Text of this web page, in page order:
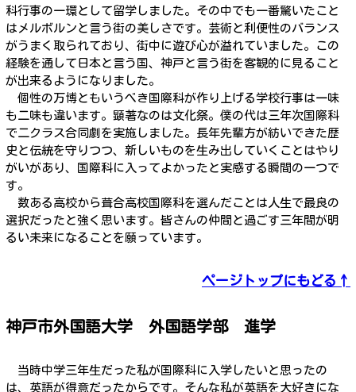
科行事の一環として留学しました。その中でも一番驚いたこと
はメルボルンと言う街の美しさです。芸術と利便性のバランス
がうまく取られており、街中に遊び心が溢れていました。この
経験を通して日本と言う国、神戸と言う街を客観的に見ること
が出来るようになりました。
個性の万博ともいうべき国際科が作り上げる学校行事は一味
も二味も違います。顕著なのは文化祭。僕の代は三年次国際科
で二クラス合同劇を実施しました。長年先輩方が紡いできた歴
史と伝統を守りつつ、新しいものを生み出していくことはやり
がいがあり、国際科に入ってよかったと実感する瞬間の一つで
す。
数ある高校から葺合高校国際科を選んだことは人生で最良の
選択だったと強く思います。皆さんの仲間と過ごす三年間が明
るい未来になることを願っています。
ページトップにもどる↑
神戸市外国語大学 外国語学部 進学
当時中学三年生だった私が国際科に入学したいと思ったの
は、英語が得意だったからです。そんな私が英語を大好きにな